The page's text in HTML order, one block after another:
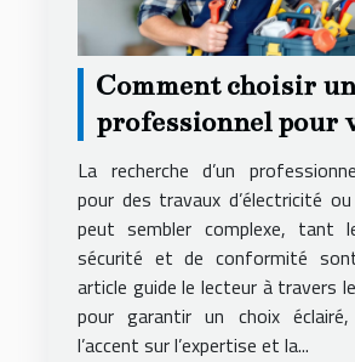
Comment choisir un
professionnel pour
installations
plomberie
La recherche d’un
pour des travaux d’électricité
peut sembler complexe, tant
sécurité et de conformité
article guide le lecteur à travers
pour garantir un choix
l’accent sur l’expertise et la...